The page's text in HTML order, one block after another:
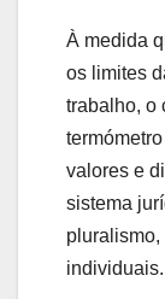
À medida
os limites
trabalho, o
valores e
sistema
individuais.